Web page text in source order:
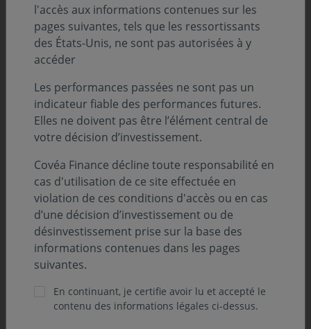
Obligataire par Xavier BOUSCHARAIN
Actions Europe par Sébastien LEVAVASSEUR
Actions Internationales par Valentine DRUAIS
Le regard de l'Analyste par Victor LABATE
Analyse Suivi Macroéconomique :
États-Unis par Eloïse GIRARD-DESBOIS, Louis
MARTIN, Jean-Louis MOURIER
Europe par Eloïse GIRARD-DESBOIS et Jean-Louis
MOURIER
Découvrez notre suivi des marchés
l'accès aux informations contenues sur les
pages suivantes, tels que les ressortissants
des États-Unis, ne sont pas autorisées à y
accéder
Les performances passées ne sont pas un
indicateur fiable des performances futures.
Elles ne doivent pas être l’élément central de
votre décision d’investissement.
Covéa Finance décline toute responsabilité en
cas d'utilisation de ce site effectuée en
violation de ces conditions d'accès ou en cas
d’une décision d’investissement ou de
désinvestissement prise sur la base des
informations contenues dans les pages
suivantes.
En continuant, je certifie avoir lu et accepté le
contenu des informations légales ci-dessus.